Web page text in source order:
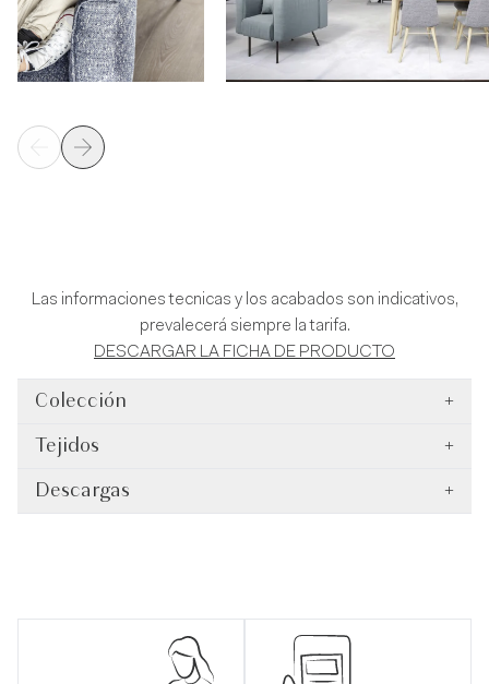
Las informaciones tecnicas y los acabados son indicativos,
prevalecerá siempre la tarifa.
DESCARGAR LA FICHA DE PRODUCTO
Colección +
Tejidos +
Descargas +